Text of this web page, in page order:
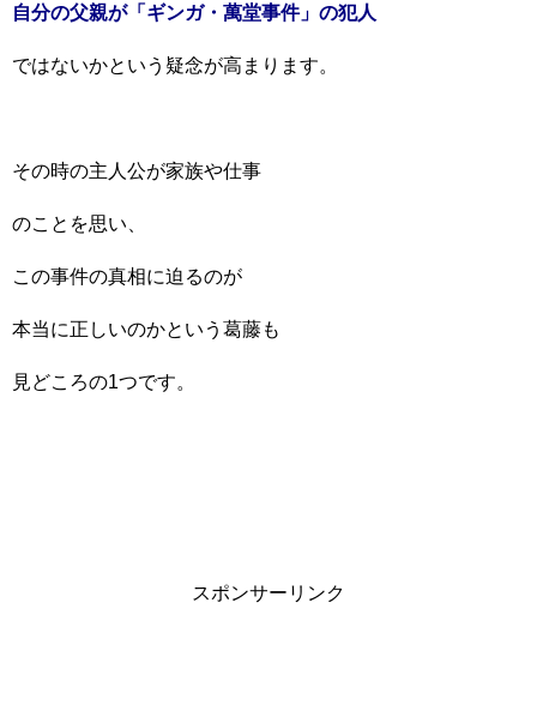
自分の父親が「ギンガ・萬堂事件」の犯人
ではないかという疑念が高まります。
その時の主人公が家族や仕事
のことを思い、
この事件の真相に迫るのが
本当に正しいのかという葛藤も
見どころの1つです。
スポンサーリンク